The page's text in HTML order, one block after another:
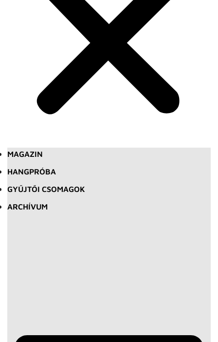
MAGAZIN
HANGPRÓBA
GYŰJTŐI CSOMAGOK
ARCHÍVUM